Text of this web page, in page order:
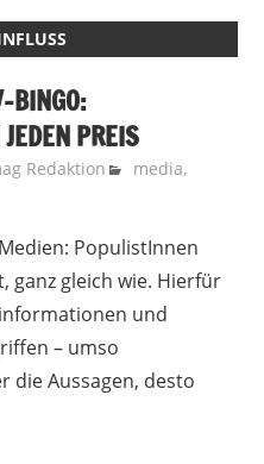
BINGO:
PREIS
Redaktion media,
PopulistInnen
ganz gleich wie. Hierfür
und
– umso
die Aussagen, desto